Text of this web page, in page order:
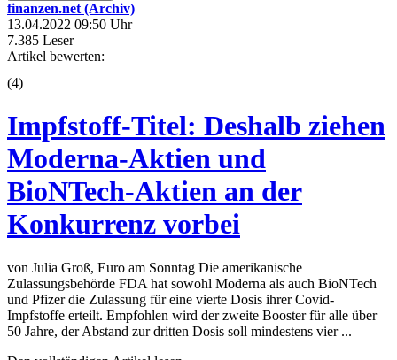
finanzen.net (Archiv)
13.04.2022 09:50 Uhr
7.385 Leser
Artikel bewerten:
(4)
Impfstoff-Titel: Deshalb ziehen
Moderna-Aktien und
BioNTech-Aktien an der
Konkurrenz vorbei
von Julia Groß, Euro am Sonntag Die amerikanische
Zulassungsbehörde FDA hat sowohl Moderna als auch BioNTech
und Pfizer die Zulassung für eine vierte Dosis ihrer Covid-
Impfstoffe erteilt. Empfohlen wird der zweite Booster für alle über
50 Jahre, der Abstand zur dritten Dosis soll mindestens vier ...